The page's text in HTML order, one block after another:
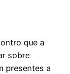
que a
sobre
presentes a